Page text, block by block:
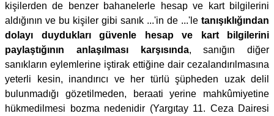
kişilerden de benzer bahanelerle hesap ve kart bilgilerini
aldığının ve bu kişiler gibi sanık ...'in de ...'le tanışıklığından
dolayı duydukları güvenle hesap ve kart bilgilerini
paylaştığının anlaşılması karşısında, sanığın diğer
sanıkların eylemlerine iştirak ettiğine dair cezalandırılmasına
yeterli kesin, inandırıcı ve her türlü şüpheden uzak delil
bulunmadığı gözetilmeden, beraati yerine mahkûmiyetine
hükmedilmesi bozma nedenidir (Yargıtay 11. Ceza Dairesi